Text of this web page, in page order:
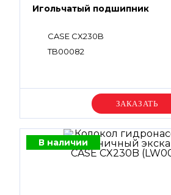
Игольчатый подшипник
CASE CX230B
TB00082
Уточняйте цену
В наличии